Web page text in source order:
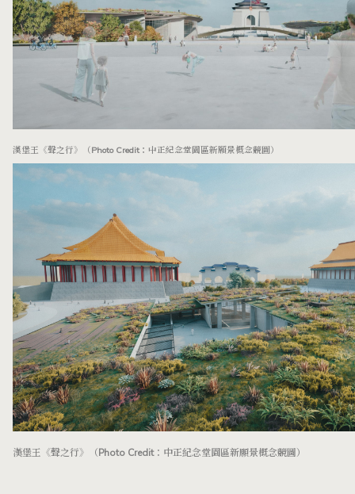
漢堡王《聲之行》（Photo Credit：中正紀念堂園區新願景概念競圖）
漢堡王《聲之行》（Photo Credit：中正紀念堂園區新願景概念競圖）